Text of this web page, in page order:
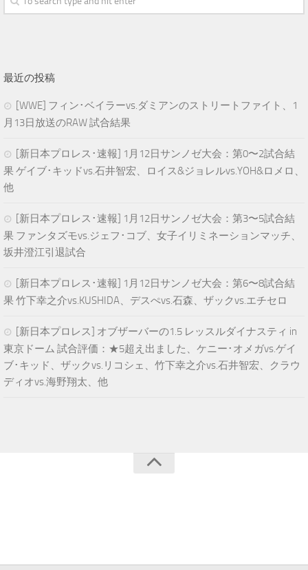
最近の投稿
[WWE] フィン･ベイラーvs.ダミアンのストリートファイト、1
月13日放送のRAW 試合結果
[新日本プロレス･速報] 1月12日サンノゼ大会：第0〜2試合結
果 ゲイブ･キッドvs.石井智宏、ロイス&ジョレルvs.YOH&ロメロ、
他
[新日本プロレス･速報] 1月12日サンノゼ大会：第3〜5試合結
果 ファンタズモvs.ジェフ･コブ、女子イリミネーションマッチ、
坂井澄江引退試合
[新日本プロレス･速報] 1月12日サンノゼ大会：第6〜8試合結
果 竹下幸之介vs.KUSHIDA、デスぺvs.石森、ザックvs.エチセロ
[新日本プロレス] オブザーバーの1.5 レッスルダイナスティ in
東京ドーム 試合評価：★5超え出ました、ケニー･オメガvs.ゲイ
ブ･キッド、ザックvs.リコシェ、竹下幸之介vs.石井智宏、クラウ
ディオvs.海野翔太、他